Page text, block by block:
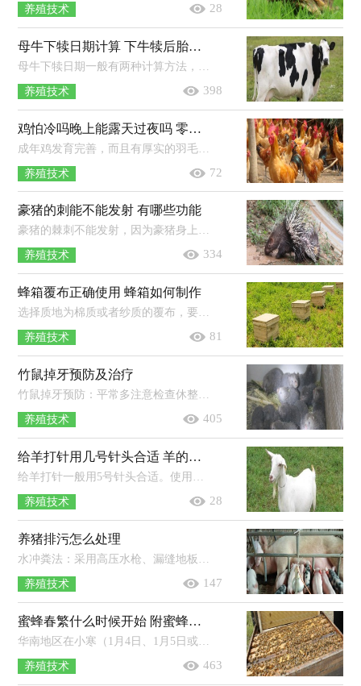
养殖技术 28
母牛下犊日期计算 下牛犊后胎衣多长时间下来
养殖技术 398
鸡怕冷吗晚上能露天过夜吗 零下20度能不能冻死鸡
养殖技术 72
豪猪的刺能不能发射 有哪些功能
豪猪的棘刺不能发射，因为豪猪身上没有投掷棘刺的组织和器官，也无法给棘刺施加压力，但它们遇到危险时可以向前猛扑，从而将将棘刺插入敌...
养殖技术 334
蜂箱覆布正确使用 蜂箱如何制作
选择质地为棉质或者纱质的覆布，要求厚度稍厚，而且需干净卫生，无异味和霉味以及细菌。在转场时需将覆布取下，避免将蜜蜂闷死，一般可在装...
养殖技术 81
竹鼠掉牙预防及治疗
竹鼠掉牙预防：平常多注意检查休整，松动很厉害的或者发黑的牙应及时拔掉，要防止掉一颗牙或者没有全部掉完的牙，应及时修剪，饲料中添加多...
养殖技术 405
给羊打针用几号针头合适 羊的三联四防怎么注射
给羊打针一般用5号针头合适。使用注射器之前，应当检查注射器有无破损，针筒和针筒活塞是否相配，金属注射器的橡胶垫是否老化。注射方...
养殖技术 28
养猪排污怎么处理
水冲粪法：采用高压水枪、漏缝地板，将粪尿混合导进集污池，用固液分离机将猪粪残渣和污水分离，残渣可做肥料，污水可发酵处理。干清粪法：采...
养殖技术 147
蜜蜂春繁什么时候开始 附蜜蜂春繁管理技术
华南地区在小寒（1月4日、1月5日或者1月6日）过后开始春繁，华北地区一般在立春（2月3日、2月4日或者2月5日）后开始春繁，而东北地区一般在惊...
养殖技术 463